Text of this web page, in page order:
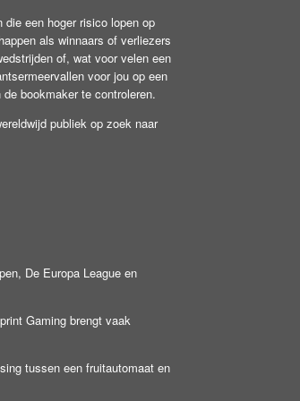
een hoger risico lopen op
als winnaars of verliezers
of, wat voor velen een
voor jou op een
bookmaker te controleren.
publiek op zoek naar
De Europa League en
Gaming brengt vaak
tussen een fruitautomaat en